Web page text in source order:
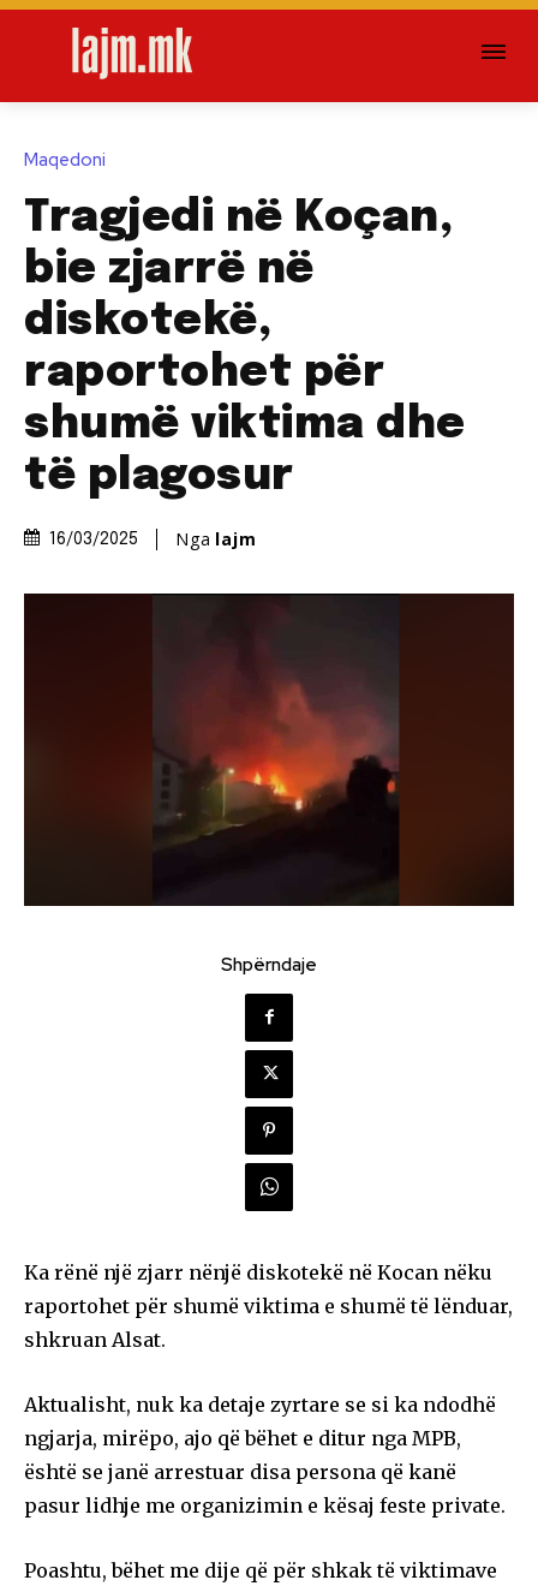
Maqedoni
Tragjedi në Koçan,
bie zjarrë në
diskotekë,
raportohet për
shumë viktima dhe
të plagosur
16/03/2025 Nga lajm
Shpërndaje
Ka rënë një zjarr nënjë diskotekë në Kocan nëku
raportohet për shumë viktima e shumë të lënduar,
shkruan Alsat.
Aktualisht, nuk ka detaje zyrtare se si ka ndodhë
ngjarja, mirëpo, ajo që bëhet e ditur nga MPB,
është se janë arrestuar disa persona që kanë
pasur lidhje me organizimin e kësaj feste private.
Poashtu, bëhet me dije që për shkak të viktimave